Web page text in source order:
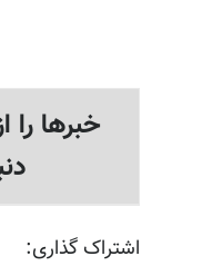
خبرها را
اشتراک گذاری: